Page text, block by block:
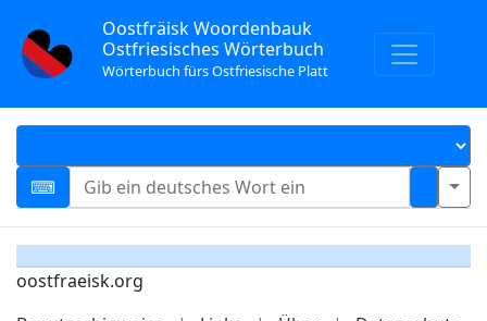
Oostfräisk Woordenbauk
Ostfriesisches Wörterbuch
Wörterbuch fürs Ostfriesische Platt
oostfraeisk.org